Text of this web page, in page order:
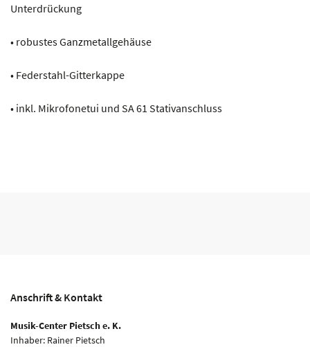
Unterdrückung
• robustes Ganzmetallgehäuse
• Federstahl-Gitterkappe
• inkl. Mikrofonetui und SA 61 Stativanschluss
Anschrift & Kontakt
Musik-Center Pietsch e. K.
Inhaber: Rainer Pietsch